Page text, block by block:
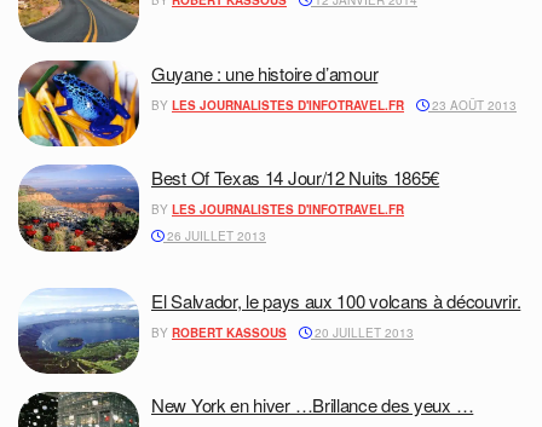
Guyane : une histoire d’amour
BY LES JOURNALISTES D'INFOTRAVEL.FR 23 AOÛT 2013
Best Of Texas 14 Jour/12 Nuits 1865€
BY LES JOURNALISTES D'INFOTRAVEL.FR
26 JUILLET 2013
El Salvador, le pays aux 100 volcans à découvrir.
BY ROBERT KASSOUS 20 JUILLET 2013
New York en hiver …Brillance des yeux …